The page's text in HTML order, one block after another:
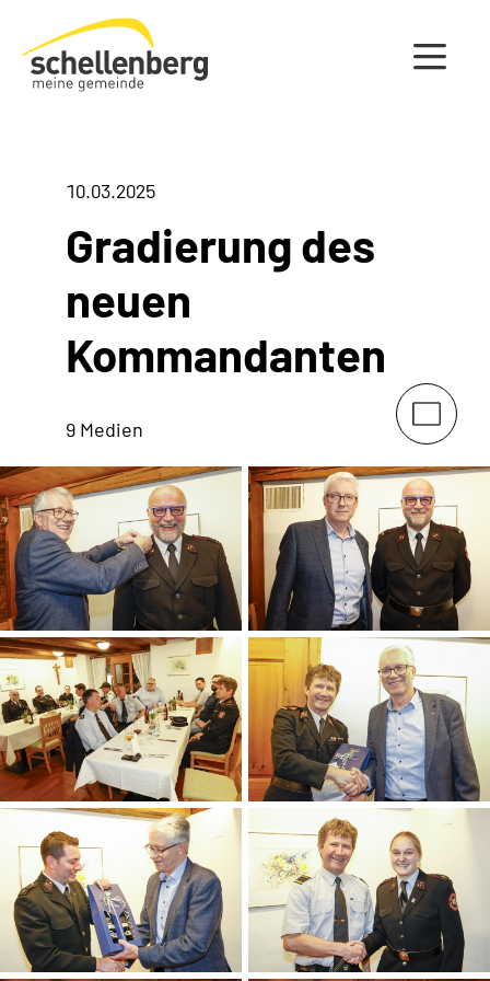
Gemeinde Schellenberg Startseite
10.03.2025
Gradierung des
neuen
Kommandanten
9 Medien